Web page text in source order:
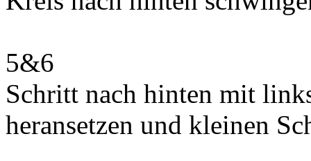
5&6
Schritt nach hinten mit
heransetzen und kleinen